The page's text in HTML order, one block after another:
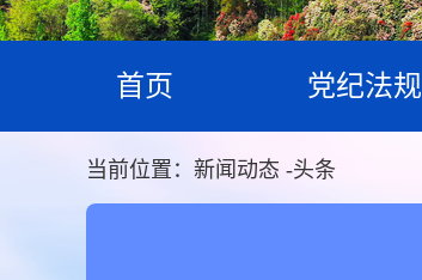
首页 党纪法规
当前位置： 新闻动态 -头条